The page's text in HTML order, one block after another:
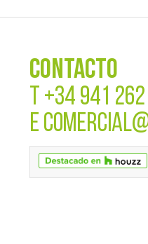
CONTACTO
T +34 941
E